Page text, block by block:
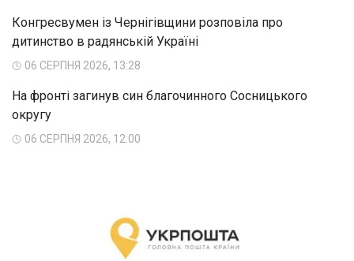
Конгресвумен із Чернігівщини розповіла про
дитинство в радянській Україні
06 СЕРПНЯ 2026, 13:28
На фронті загинув син благочинного Сосницького
округу
06 СЕРПНЯ 2026, 12:00